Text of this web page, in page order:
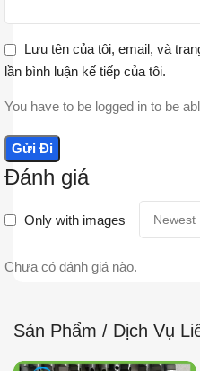
Đánh giá
Only with images
Chưa có đánh giá nào.
Lưu tên của tôi, email, và
lần bình luận kế tiếp của tôi.
You have to be logged in to be
Sản Phẩm / Dịch Vụ